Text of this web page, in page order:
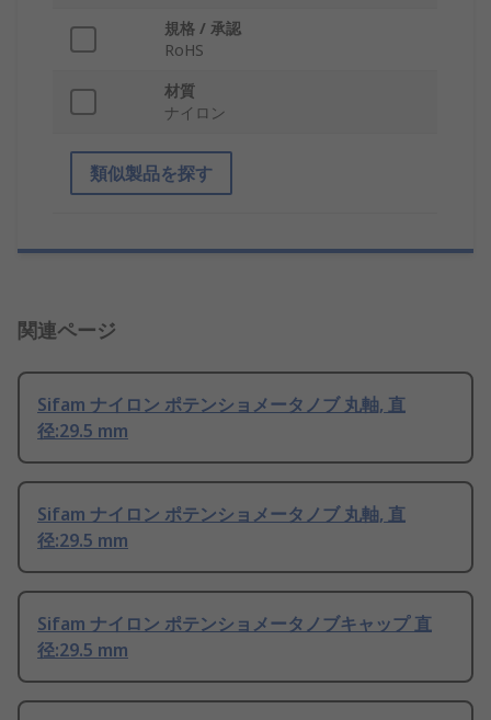
規格 / 承認
RoHS
材質
ナイロン
類似製品を探す
関連ページ
Sifam ナイロン ポテンショメータノブ 丸軸, 直
径:29.5 mm
Sifam ナイロン ポテンショメータノブ 丸軸, 直
径:29.5 mm
Sifam ナイロン ポテンショメータノブキャップ 直
径:29.5 mm